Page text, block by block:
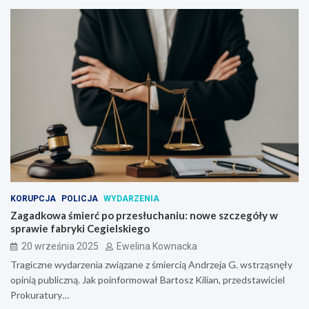
KORUPCJA POLICJA WYDARZENIA
Zagadkowa śmierć po przesłuchaniu: nowe szczegóły w
sprawie fabryki Cegielskiego
20 września 2025 Ewelina Kownacka
Tragiczne wydarzenia związane z śmiercią Andrzeja G. wstrząsnęły
opinią publiczną. Jak poinformował Bartosz Kilian, przedstawiciel
Prokuratury…